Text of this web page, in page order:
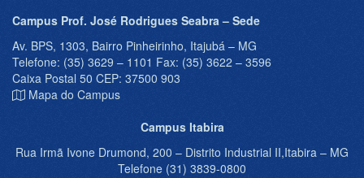
Campus Prof. José Rodrigues Seabra – Sede
Av. BPS, 1303, Bairro Pinheirinho, Itajubá – MG
Telefone: (35) 3629 – 1101 Fax: (35) 3622 – 3596
Caixa Postal 50 CEP: 37500 903
Mapa do Campus
Campus Itabira
Rua Irmã Ivone Drumond, 200 – Distrito Industrial II,Itabira – MG
Telefone (31) 3839-0800